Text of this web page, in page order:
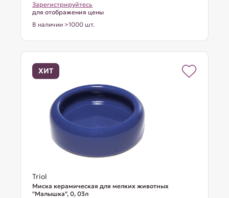
Зарегистрируйтесь
для отображения цены
В наличии >1000 шт.
ХИТ
Triol
Миска керамическая для мелких животных
"Малышка", 0, 03л